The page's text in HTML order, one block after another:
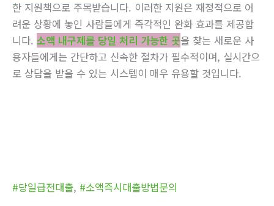
한 지원책으로 주목받습니다. 이러한 지원은 재정적으로 어
려운 상황에 놓인 사람들에게 즉각적인 완화 효과를 제공합
니다. 소액 내구제를 당일 처리 가능한 곳을 찾는 새로운 사
용자들에게는 간단하고 신속한 절차가 필수적이며, 실시간으
로 상담을 받을 수 있는 시스템이 매우 유용할 것입니다.
#당일급전대출, #소액즉시대출방법문의